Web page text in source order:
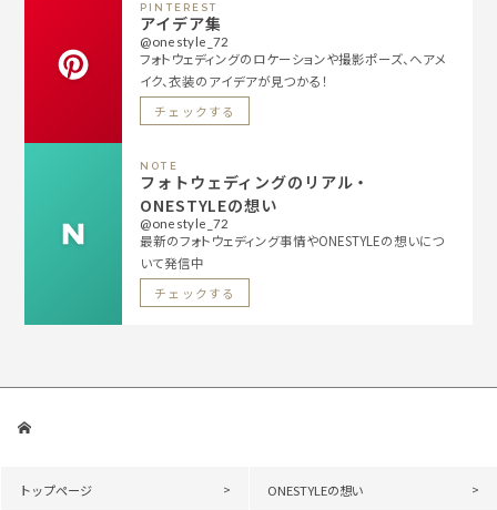
PINTEREST
アイデア集
@onestyle_72
フォトウェディングのロケーションや撮影ポーズ、ヘアメ
イク、衣装のアイデアが見つかる！
チェックする
NOTE
フォトウェディングのリアル・
ONESTYLEの想い
@onestyle_72
最新のフォトウェディング事情やONESTYLEの想いにつ
いて発信中
チェックする
トップページ ONESTYLEの想い